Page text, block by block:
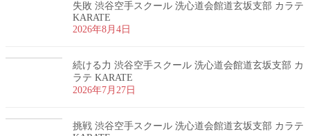
失敗 渋谷空手スクール 洗心道会館道玄坂支部 カラテ
KARATE
2026年8月4日
続ける力 渋谷空手スクール 洗心道会館道玄坂支部 カ
ラテ KARATE
2026年7月27日
挑戦 渋谷空手スクール 洗心道会館道玄坂支部 カラテ